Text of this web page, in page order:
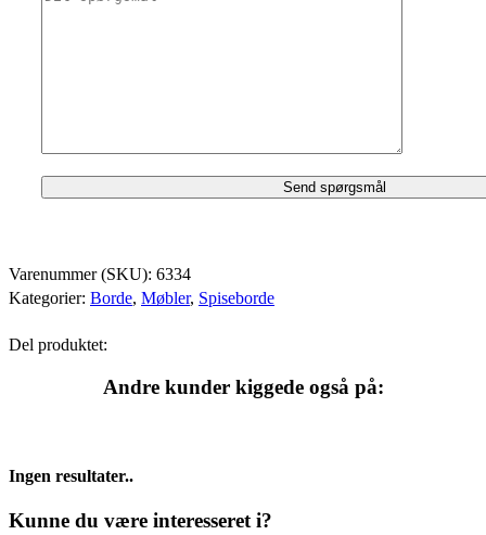
Varenummer (SKU): 6334
Kategorier: Borde, Møbler, Spiseborde
Del produktet:
Andre kunder kiggede også på:
Ingen resultater..
Kunne du være interesseret i?